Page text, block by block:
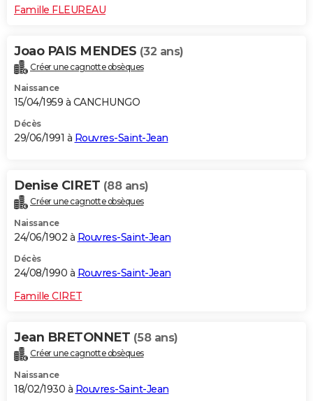
Famille FLEUREAU
Joao PAIS MENDES (32 ans)
Créer une cagnotte obsèques
Naissance
15/04/1959 à CANCHUNGO
Décès
29/06/1991 à Rouvres-Saint-Jean
Denise CIRET (88 ans)
Créer une cagnotte obsèques
Naissance
24/06/1902 à Rouvres-Saint-Jean
Décès
24/08/1990 à Rouvres-Saint-Jean
Famille CIRET
Jean BRETONNET (58 ans)
Créer une cagnotte obsèques
Naissance
18/02/1930 à Rouvres-Saint-Jean